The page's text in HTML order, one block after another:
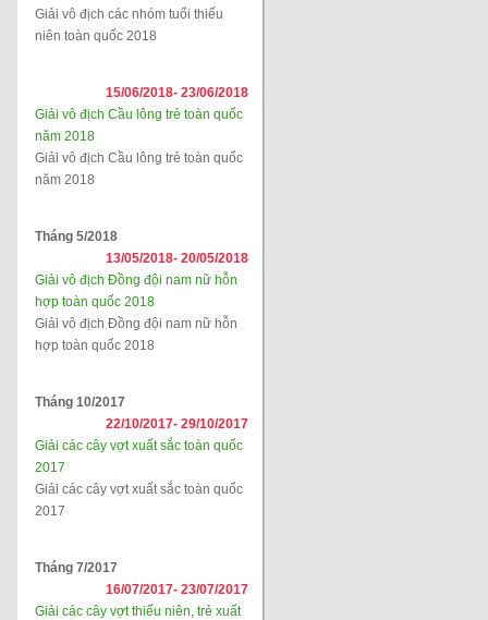
Giải vô địch các nhóm tuổi thiếu
niên toàn quốc 2018
15/06/2018- 23/06/2018
Giải vô địch Cầu lông trẻ toàn quốc
năm 2018
Giải vô địch Cầu lông trẻ toàn quốc
năm 2018
Tháng 5/2018
13/05/2018- 20/05/2018
Giải vô địch Đồng đội nam nữ hỗn
hợp toàn quốc 2018
Giải vô địch Đồng đội nam nữ hỗn
hợp toàn quốc 2018
Tháng 10/2017
22/10/2017- 29/10/2017
Giải các cây vợt xuất sắc toàn quốc
2017
Giải các cây vợt xuất sắc toàn quốc
2017
Tháng 7/2017
16/07/2017- 23/07/2017
Giải các cây vợt thiếu niên, trẻ xuất